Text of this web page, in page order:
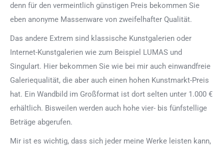
denn für den vermeintlich günstigen Preis bekommen Sie
eben anonyme Massenware von zweifelhafter Qualität.
Das andere Extrem sind klassische Kunstgalerien oder
Internet-Kunstgalerien wie zum Beispiel LUMAS und
Singulart. Hier bekommen Sie wie bei mir auch einwandfreie
Galeriequalität, die aber auch einen hohen Kunstmarkt-Preis
hat. Ein Wandbild im Großformat ist dort selten unter 1.000 €
erhältlich. Bisweilen werden auch hohe vier- bis fünfstellige
Beträge abgerufen.
Mir ist es wichtig, dass sich jeder meine Werke leisten kann,